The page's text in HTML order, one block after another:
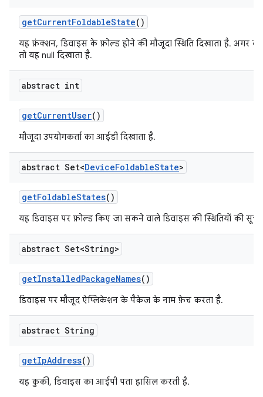
getCurrentFoldableState()
यह फ़ंक्शन, डिवाइस के फ़ोल्ड होने की मौजूदा स्थिति दिखाता है. अगर
तो यह null दिखाता है.
abstract int
getCurrentUser()
मौजूदा उपयोगकर्ता का आईडी दिखाता है.
abstract Set<DeviceFoldableState>
getFoldableStates()
यह डिवाइस पर फ़ोल्ड किए जा सकने वाले डिवाइस की स्थितियों की सूची
abstract Set<String>
getInstalledPackageNames()
डिवाइस पर मौजूद ऐप्लिकेशन के पैकेज के नाम फ़ेच करता है.
abstract String
getIpAddress()
यह कुकी, डिवाइस का आईपी पता हासिल करती है.